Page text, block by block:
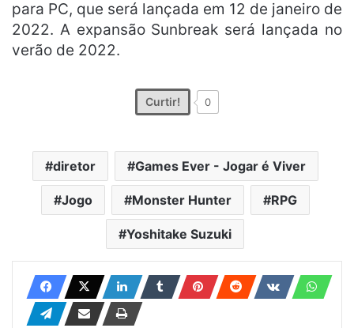
para PC, que será lançada em 12 de janeiro de
2022. A expansão Sunbreak será lançada no
verão de 2022.
Curtir! 0
diretor Games Ever - Jogar é Viver
Jogo Monster Hunter RPG
Yoshitake Suzuki